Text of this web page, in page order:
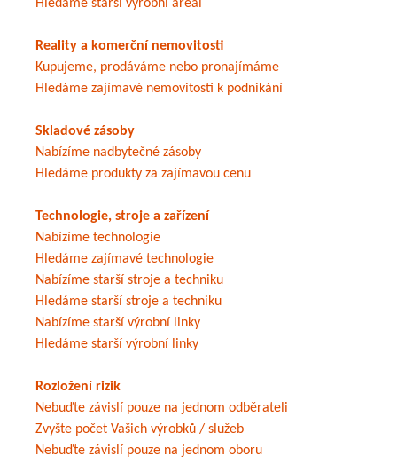
Hledáme starší výrobní areál
Reality a komerční nemovitosti
Kupujeme, prodáváme nebo pronajímáme
Hledáme zajímavé nemovitosti k podnikání
Skladové zásoby
Nabízíme nadbytečné zásoby
Hledáme produkty za zajímavou cenu
Technologie, stroje a zařízení
Nabízíme technologie
Hledáme zajímavé technologie
Nabízíme starší stroje a techniku
Hledáme starší stroje a techniku
Nabízíme starší výrobní linky
Hledáme starší výrobní linky
Rozložení rizik
Nebuďte závislí pouze na jednom odběrateli
Zvyšte počet Vašich výrobků / služeb
Nebuďte závislí pouze na jednom oboru